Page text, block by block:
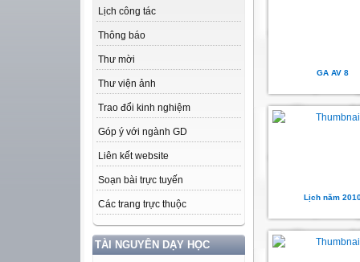
Lịch công tác
Thông báo
Thư mời
Thư viện ảnh
Trao đổi kinh nghiệm
Góp ý với ngành GD
Liên kết website
Soạn bài trực tuyến
Các trang trực thuộc
TÀI NGUYÊN DẠY HỌC
GA AV 8
Lịch năm